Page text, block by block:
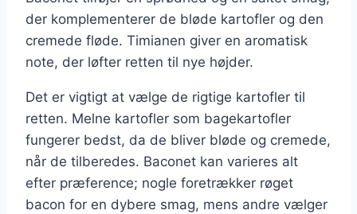
der komplementerer de bløde kartofler og den
cremede fløde. Timianen giver en aromatisk
note, der løfter retten til nye højder.
Det er vigtigt at vælge de rigtige kartofler til
retten. Melne kartofler som bagekartofler
fungerer bedst, da de bliver bløde og cremede,
når de tilberedes. Baconet kan varieres alt
efter præference; nogle foretrækker røget
bacon for en dybere smag, mens andre vælger